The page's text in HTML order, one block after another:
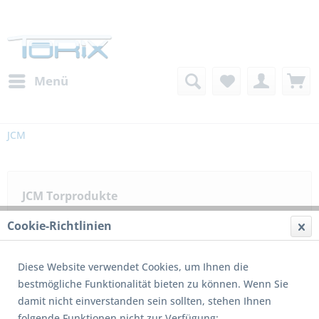
Menü
JCM
JCM Torprodukte
1 von5
Cookie-Richtlinien
Diese Website verwendet Cookies, um Ihnen die
bestmögliche Funktionalität bieten zu können. Wenn Sie
damit nicht einverstanden sein sollten, stehen Ihnen